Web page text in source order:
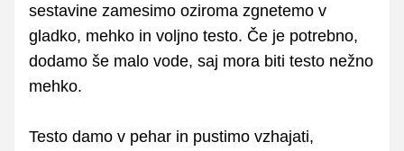
sestavine zamesimo oziroma zgnetemo v
gladko, mehko in voljno testo. Če je potrebno,
dodamo še malo vode, saj mora biti testo nežno
mehko.
Testo damo v pehar in pustimo vzhajati,